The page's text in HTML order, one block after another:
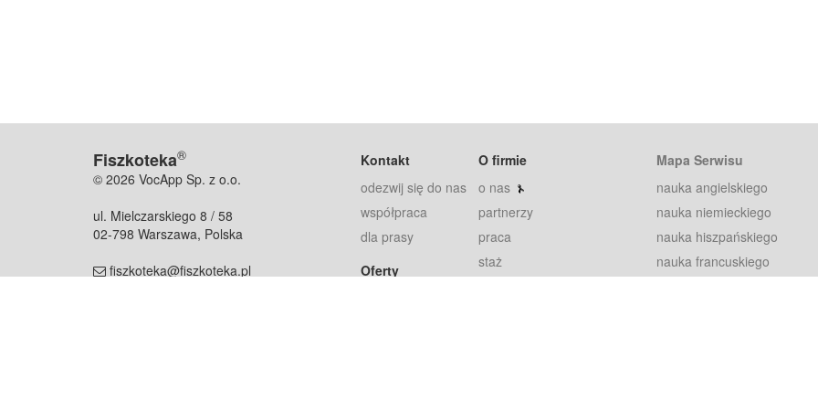
Fiszkoteka®
© 2026 VocApp Sp. z o.o.
ul. Mielczarskiego 8 / 58
02-798 Warszawa, Polska
fiszkoteka@fiszkoteka.pl
Kontakt
odezwij się do nas
współpraca
dla prasy
Oferty
O firmie
o nas
partnerzy
praca
staż
Mapa Serwisu
nauka angielskiego
nauka niemieckiego
nauka hiszpańskiego
nauka francuskiego